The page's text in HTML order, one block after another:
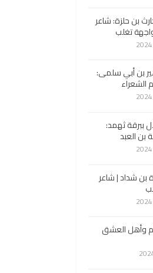
بن حلزة: شاعر
تغلب
بن أبي سلمى:
الشعراء
ببرقة ثهمد:
بن العبد
بن شداد | شاعر
وأهل العشق